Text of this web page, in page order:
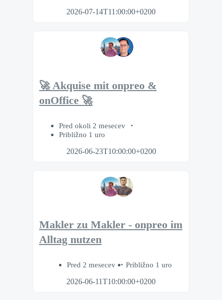
2026-07-14T11:00:00+0200
🚀 Akquise mit onpreo &
onOffice 🚀
Pred okoli 2 mesecev
Približno 1 uro
2026-06-23T10:00:00+0200
Makler zu Makler - onpreo im
Alltag nutzen
Pred 2 mesecev
Približno 1 uro
2026-06-11T10:00:00+0200